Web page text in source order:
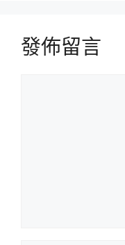
發佈留言